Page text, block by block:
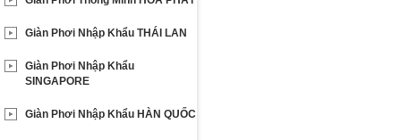
Giàn Phơi Nhập Khẩu THÁI LAN
Giàn Phơi Nhập Khẩu
SINGAPORE
Giàn Phơi Nhập Khẩu HÀN QUỐC